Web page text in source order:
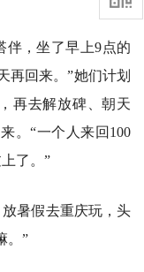
伴，坐了早上9点的
再回来。”她们计划
再去解放碑、朝天
。“一个人来回100
了。”
暑假去重庆玩，头
。”